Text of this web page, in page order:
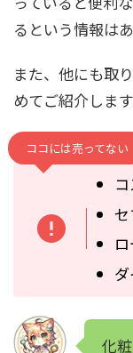
るという情報は
また、他にも取
めてご紹介します
ココには売ってない
化